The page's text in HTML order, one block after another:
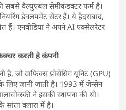
सबसे वैल्युएबल सेमीकंडक्टर फर्म है।
डेवलपमेंट सेंटर हैं। ये हैदराबाद,
हैं। एनवीडिया ने अपने AI एक्सेलरेटर
करती है कंपनी
है, जो ग्राफिक्स प्रोसेसिंग यूनिट (GPU)
जानी जाती है। 1993 में जेन्सेन
ने इसकी स्थापना की थी।
सांता क्लारा में है।